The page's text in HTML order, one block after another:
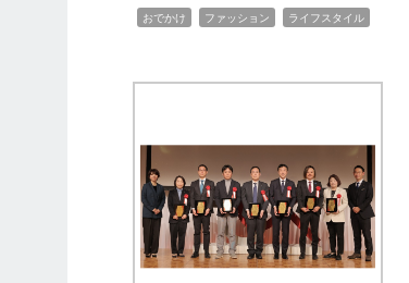
おでかけ ファッション ライフスタイル